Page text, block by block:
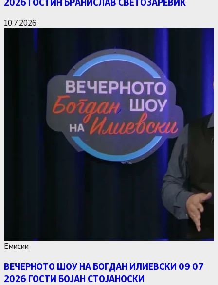
10.7.2026
Емисии
ВЕЧЕРНОТО ШОУ НА БОГДАН ИЛИЕВСКИ 09 07
2026 ГОСТИ БОЈАН СТОЈАНОСКИ